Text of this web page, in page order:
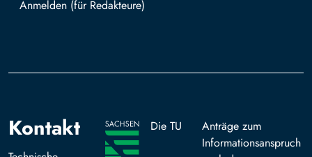
Mit TUBAF Login anmelden
Kontakt Die TU
Anträge zum
Informationsanspruch